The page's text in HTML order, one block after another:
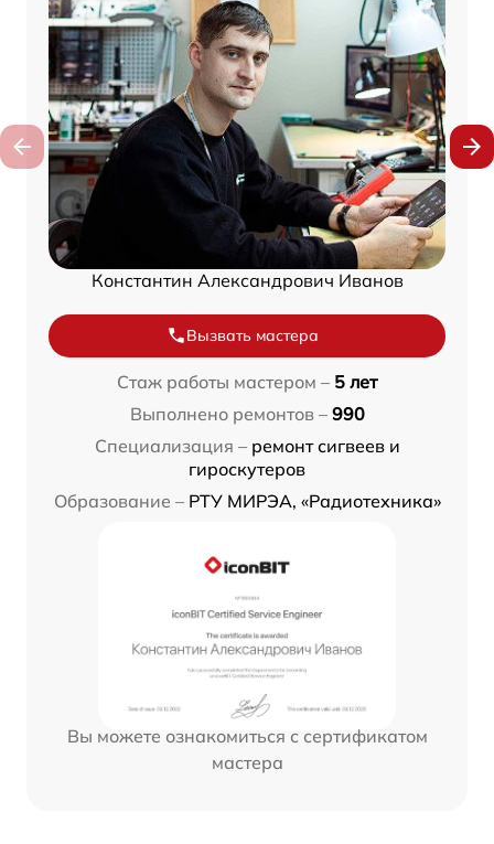
Константин Александрович Иванов
Вызвать мастера
Стаж работы мастером – 5 лет
Выполнено ремонтов – 990
Специализация – ремонт сигвеев и
гироскутеров
Образование – РТУ МИРЭА, «Радиотехника»
Вы можете ознакомиться с сертификатом
мастера